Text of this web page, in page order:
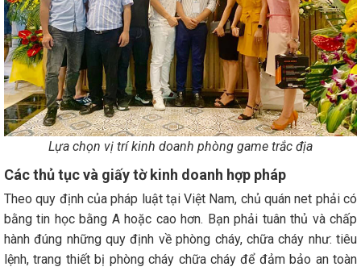
Lựa chọn vị trí kinh doanh phòng game trắc địa
Các thủ tục và giấy tờ kinh doanh hợp pháp
Theo quy định của pháp luật tại Việt Nam, chủ quán net phải có
bằng tin học bằng A hoặc cao hơn. Bạn phải tuân thủ và chấp
hành đúng những quy định về phòng cháy, chữa cháy như: tiêu
lệnh, trang thiết bị phòng cháy chữa cháy để đảm bảo an toàn